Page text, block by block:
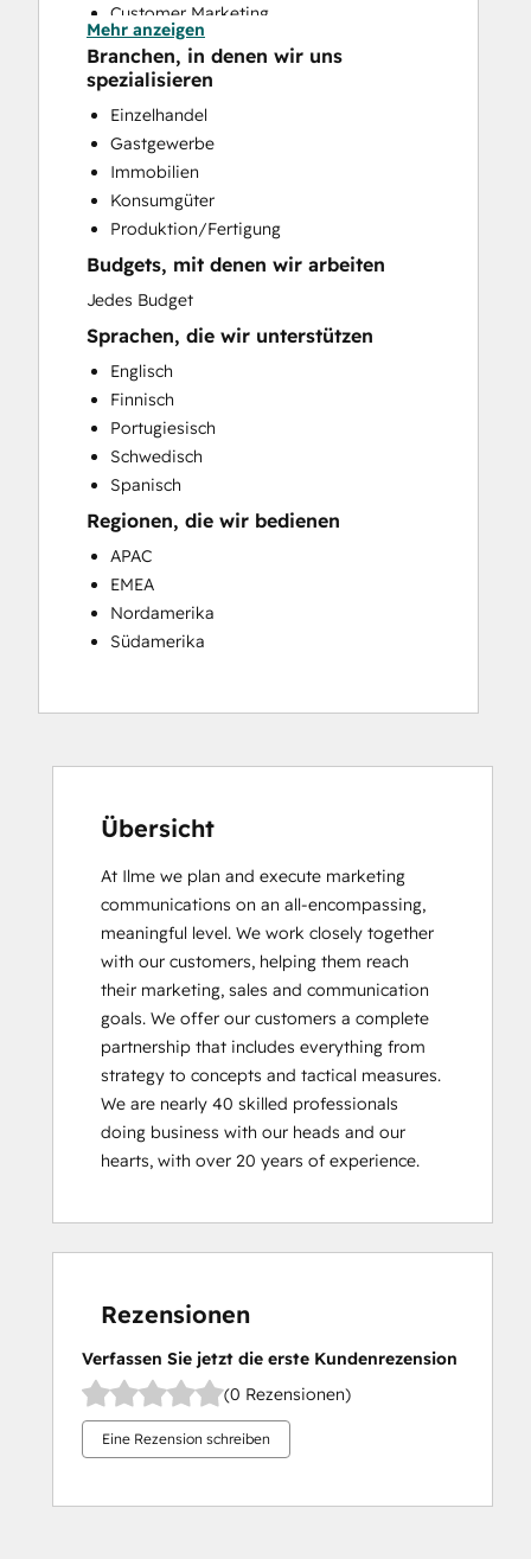
Customer Marketing
Email Marketing
Full Inbound Marketing Services
Public Relations
Search Engine Optimization
Social Media
Video Production
Website Design
Website Development
Website Migration
Mehr anzeigen
Branchen, in denen wir uns
spezialisieren
Einzelhandel
Gastgewerbe
Immobilien
Konsumgüter
Produktion/Fertigung
Budgets, mit denen wir arbeiten
Jedes Budget
Sprachen, die wir unterstützen
Englisch
Finnisch
Portugiesisch
Schwedisch
Spanisch
Regionen, die wir bedienen
APAC
EMEA
Nordamerika
Südamerika
Übersicht
At Ilme we plan and execute marketing
communications on an all-encompassing,
meaningful level. We work closely together
with our customers, helping them reach
their marketing, sales and communication
goals. We offer our customers a complete
partnership that includes everything from
strategy to concepts and tactical measures.
We are nearly 40 skilled professionals
doing business with our heads and our
hearts, with over 20 years of experience.
Rezensionen
Verfassen Sie jetzt die erste Kundenrezension
(0 Rezensionen)
Eine Rezension schreiben